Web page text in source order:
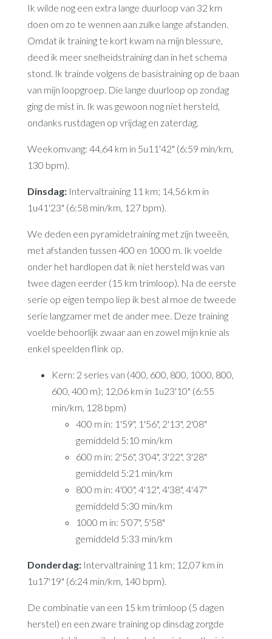
Ik wilde nog een extra lange duurloop van 32 km
doen om zo te wennen aan zulke lange afstanden.
Omdat ik training te kort kwam na mijn blessure,
deed ik meer snelheidstraining dan in het schema
stond. Ik trainde volgens de basistraining op de baan
van mijn loopgroep. Die lange duurloop op zondag
ging de mist in. Ik was gewoon nog niet hersteld,
ondanks rustdagen op vrijdag en zaterdag.
Weekomvang: 44,64 km in 5u11'42" (6:59 min/km,
130 bpm).
Dinsdag:Intervaltraining 11 km; 14,56 km in
1u41'23" (6:58 min/km, 127 bpm).
We deden een pyramidetraining met zijn tweeën,
met afstanden tussen 400 en 1000 m. Ik voelde
onder het hardlopen dat ik niet hersteld was van
twee dagen eerder (15 km trimloop). Na de eerste
serie op eigen tempo liep ik best al moe de tweede
serie langzamer met de ander mee. Deze training
voelde behoorlijk zwaar aan en zowel mijn knie als
enkel speelden flink op.
Kern: 2 series van (400, 600, 800, 1000, 800,
600, 400 m); 12,06 km in 1u23'10" (6:55
min/km, 128 bpm)
400 m in: 1'59", 1'56", 2'13", 2'08"
gemiddeld 5:10 min/km
600 m in: 2'56", 3'04", 3'22", 3'28"
gemiddeld 5:21 min/km
800 m in: 4'00", 4'12", 4'38", 4'47"
gemiddeld 5:30 min/km
1000 m in: 5'07", 5'58"
gemiddeld 5:33 min/km
Donderdag:Intervaltraining 11 km; 12,07 km in
1u17'19" (6:24 min/km, 140 bpm).
De combinatie van een 15 km trimloop (5 dagen
herstel) en een zware training op dinsdag zorgde